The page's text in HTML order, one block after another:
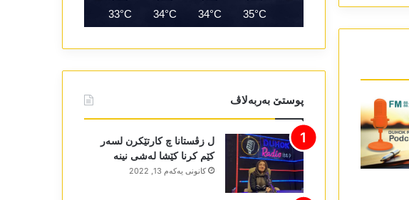
35°C
34°C
34°C
33°C
پوستێ بەربەلاڤ
ل زڤستانا چ کارتێکرن لسەر
کێم کرنا کێشا لەشی نینە
كانونی یه‌كه‌م 13, 2022